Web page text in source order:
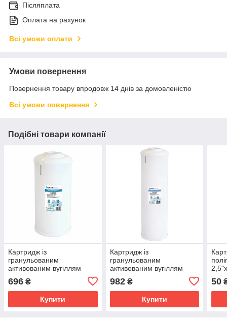
Післяплата
Оплата на рахунок
Всі умови оплати
Умови повернення
Повернення товару впродовж 14 днів за домовленістю
Всі умови повернення
Подібні товари компанії
Картридж із
гранульованим
активованим вугіллям
USTM 4,5"х10" (GAC10BB)
696 ₴
Купити
Картридж із
гранульованим
активованим вугіллям
USTM 4,5"х20" (GAC20BB)
982₴
Купити
50